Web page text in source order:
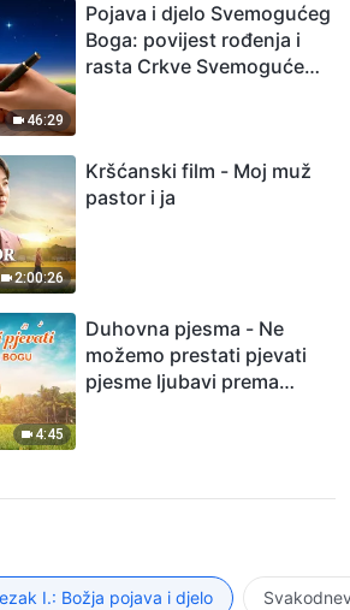
46:29
Pojava i djelo Svemogućeg
Boga: povijest rođenja i
rasta Crkve Svemogućeg
2:00:26
Kršćanski film - Moj muž
pastor i ja
4:45
Duhovna pjesma - Ne
možemo prestati pjevati
pjesme ljubavi prema
I.: Božja pojava i djelo